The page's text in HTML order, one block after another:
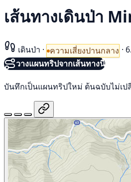
เส้นทางเดินป่า
เดินป่า · ความเสี่ยงปานกลาง ·
วางแผนทริปจากเส้นทางนี้
บันทึกเป็นแผนทริปใหม่ ต้นฉบับไม่เป